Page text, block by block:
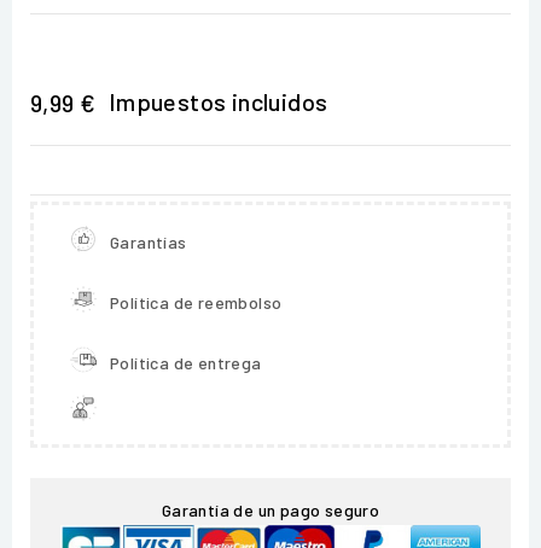
9,99 € Impuestos incluidos
Garantías
Política de reembolso
Política de entrega
Garantía de un pago seguro